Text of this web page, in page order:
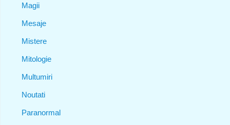
Magii
Mesaje
Mistere
Mitologie
Multumiri
Noutati
Paranormal